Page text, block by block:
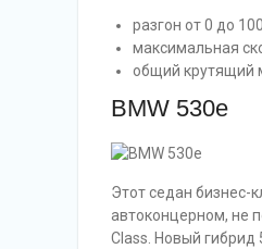
разгон от 0 до
максимальная
общий крутящий
BMW 530e
Этот седан бизнес-
автоконцерном, не
Class. Новый гибрид